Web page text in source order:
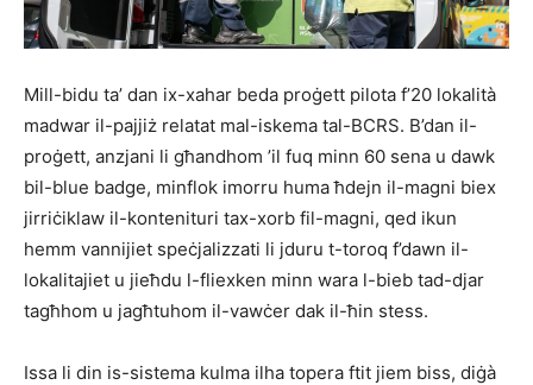
Mill-bidu ta’ dan ix-xahar beda proġett pilota f’20 lokalità
madwar il-pajjiż relatat mal-iskema tal-BCRS. B’dan il-
proġett, anzjani li għandhom ’il fuq minn 60 sena u dawk
bil-blue badge, minflok imorru huma ħdejn il-magni biex
jirriċiklaw il-kontenituri tax-xorb fil-magni, qed ikun
hemm vannijiet speċjalizzati li jduru t-toroq f’dawn il-
lokalitajiet u jieħdu l-fliexken minn wara l-bieb tad-djar
tagħhom u jagħtuhom il-vawċer dak il-ħin stess.
Issa li din is-sistema kulma ilha topera ftit jiem biss, diġà